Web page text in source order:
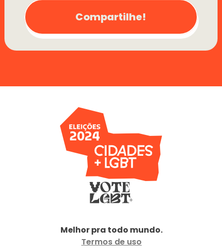
Compartilhe!
Melhor pra todo mundo.
Termos de uso